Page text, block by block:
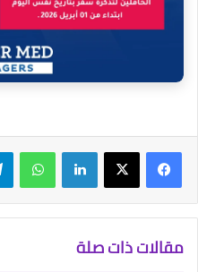
فيسبوك‫X لينكدإن
مقالات ذات صلة